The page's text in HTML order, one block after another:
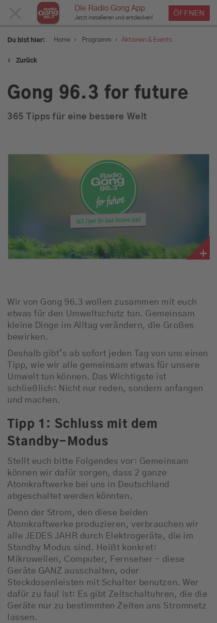
Die Radio Gong App
Jetzt installieren und entdecken!
ÖFFNEN
SCHLIESSEN
Programm
Münchens Beste
Sendungen
Empfang
Webradio
Team
Werbung
Musik
Du bist hier: Home › Programm › Aktionen & Events
‹ Zurück
Gong 96.3 for future
365 Tipps für eine bessere Welt
Wir von Gong 96.3 wollen zusammen mit euch
etwas für den Umweltschutz tun. Gemeinsam
kleine Dinge im Alltag verändern, die Großes
bewirken.
Deshalb gibt’s ab sofort jeden Tag von uns einen
Tipp, wie wir alle gemeinsam etwas für unsere
Umwelt tun können. Das Wichtigste ist
schließlich: Nicht nur reden, sondern anfangen
und machen.
Tipp 1: Schluss mit dem
Standby-Modus
Stellt euch bitte Folgendes vor: Gemeinsam
können wir dafür sorgen, dass 2 ganze
Atomkraftwerke bei uns in Deutschland
abgeschaltet werden könnten.
Denn der Strom, den diese beiden
Atomkraftwerke produzieren, verbrauchen wir
alle JEDES JAHR durch Elektrogeräte, die im
Standby Modus sind. Heißt konkret:
Mikrowellen, Computer, Fernseher - diese
Geräte GANZ ausschalten, oder
Steckdosenleisten mit Schalter benutzen. Wer
dafür zu faul ist: Es gibt Zeitschaltuhren, die die
Geräte nur zu bestimmten Zeiten ans Stromnetz
lassen.